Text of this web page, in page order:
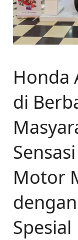
Honda
di
Motor
Spesial